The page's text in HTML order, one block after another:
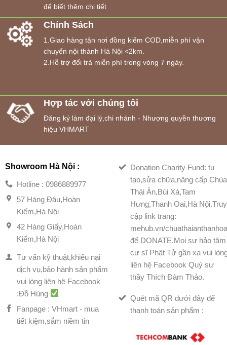
để biết thêm chi tiết
Chính Sách
1.Giao hàng tận nơi đồng kiểm COD,miễn phí vận
chuyển nội thành Hà Nội <2km.
2.Hỗ trợ đổi trả miễn phí trong vòng 7 ngày.
Hợp tác với chúng tôi
Đăng ký làm đại lý,chi nhánh - Nhượng quyền thương
hiệu VHMART
Showroom Hà Nội :
Hotline : 0986889977
57 Hàng Đậu,Hoàn
Kiếm,Hà Nội
42 Hàng Giấy,Hoàn
Kiếm,Hà Nội
Tư vấn kỹ thuật,khiếu nại
dịch vụ,bảo hành sản phẩm
vui lòng liên hệ Facebook
:Đỗ Hùng
Fanpage : VHmart - mua
tiết kiệm,sắm niềm tin
Donation Charity Fund: tu
tạo,sửa chữa,nâng cấp Chùa
Thái Ân,Bùi Xá,Tam
Hưng,Thanh Oai,Hà Nội.Truy
cập link trang:
mehub.vn/
để DONATE.Mọi sự hảo tâm
cư sĩ Phật Tử gần xa vui
liên hệ Facebook Quý sư
thầy Thích Đàm Thảo.
Quét mã QR dưới đây để
thanh toán sản phẩm :